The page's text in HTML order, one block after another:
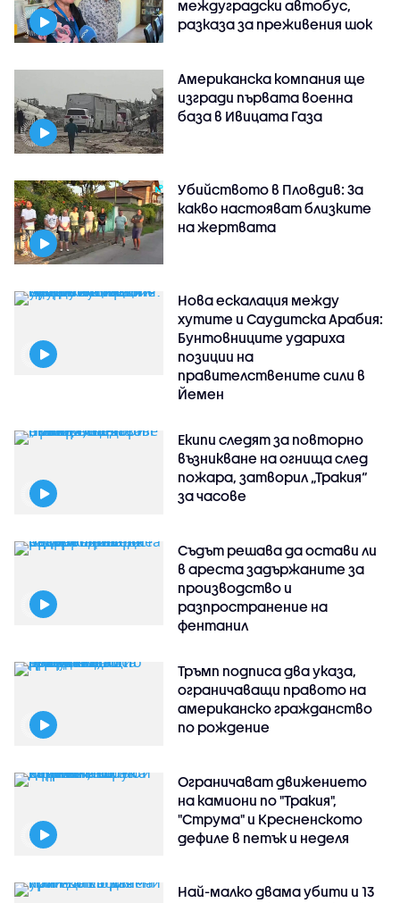
междуградски автобус,
разказа за преживения шок
Американска компания ще
изгради първата военна
база в Ивицата Газа
Убийството в Пловдив: За
какво настояват близките
на жертвата
Нова ескалация между
хутите и Саудитска Арабия:
Бунтовниците удариха
позиции на
правителствените сили в
Йемен
Екипи следят за повторно
възникване на огнища след
пожара, затворил „Тракия“
за часове
Съдът решава да остави ли
в ареста задържаните за
производство и
разпространение на
фентанил
Тръмп подписа два указа,
ограничаващи правото на
американско гражданство
по рождение
Ограничават движението
на камиони по "Тракия",
"Струма" и Кресненското
дефиле в петък и неделя
Най-малко двама убити и 13